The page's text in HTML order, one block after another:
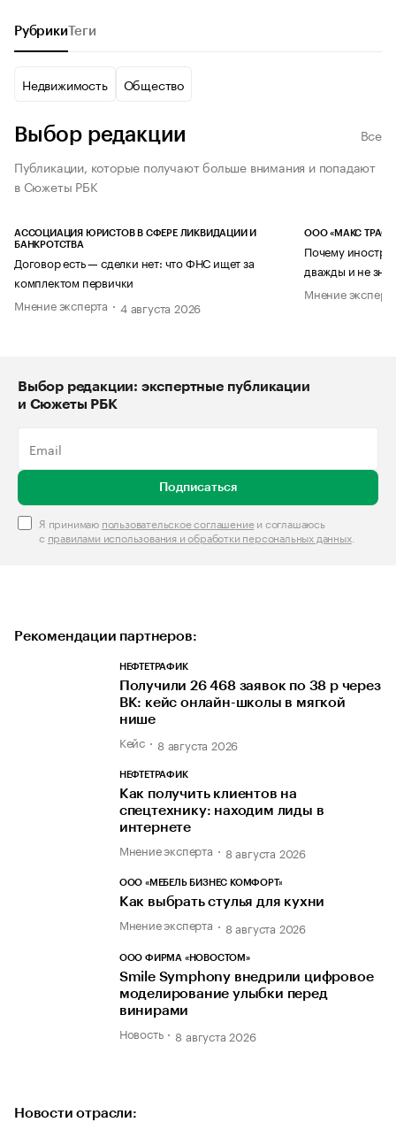
Рубрики Теги
Недвижимость Общество
Выбор редакции
Все
Публикации, которые получают больше внимания и попадают
в Сюжеты РБК
АССОЦИАЦИЯ ЮРИСТОВ В СФЕРЕ ЛИКВИДАЦИИ И
БАНКРОТСТВА
Договор есть — сделки нет: что ФНС ищет за
комплектом первички
Мнение эксперта
4 августа 2026
ООО «МАКС ТРАСТ»
Почему
дважды и не
Мнение
Выбор редакции: экспертные публикации
и Сюжеты РБК
Подписаться
Я принимаю пользовательское соглашениеи соглашаюсь
с правилами использования и обработки персональных данных.
Рекомендации партнеров:
НЕФТЕТРАФИК
Получили 26 468 заявок по 38 р через
ВК: кейс онлайн-школы в мягкой
нише
Кейс 8 августа 2026
НЕФТЕТРАФИК
Как получить клиентов на
спецтехнику: находим лиды в
интернете
Мнение эксперта 8 августа 2026
ООО «МЕБЕЛЬ БИЗНЕС КОМФОРТ»
Как выбрать стулья для кухни
Мнение эксперта 8 августа 2026
ООО ФИРМА «НОВОСТОМ»
Smile Symphony внедрили цифровое
моделирование улыбки перед
винирами
Новость 8 августа 2026
Новости отрасли: